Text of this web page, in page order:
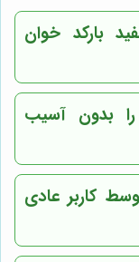
بارکد خوان
را بدون آسیب
کاربر عادی